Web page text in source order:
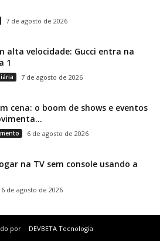
7 de agosto de 2026
alta velocidade: Gucci entra na
1
7 de agosto de 2026
cena: o boom de shows e eventos
6 de agosto de 2026
na TV sem console usando a
6 de agosto de 2026
por DEVBETA Tecnologia